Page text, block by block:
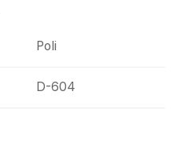
Poli
D-604